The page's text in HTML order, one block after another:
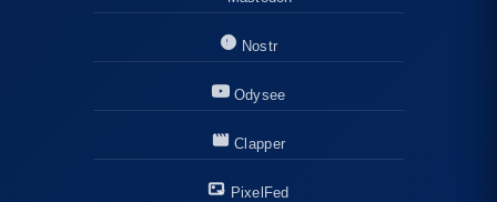
Nostr
Odysee
Clapper
PixelFed